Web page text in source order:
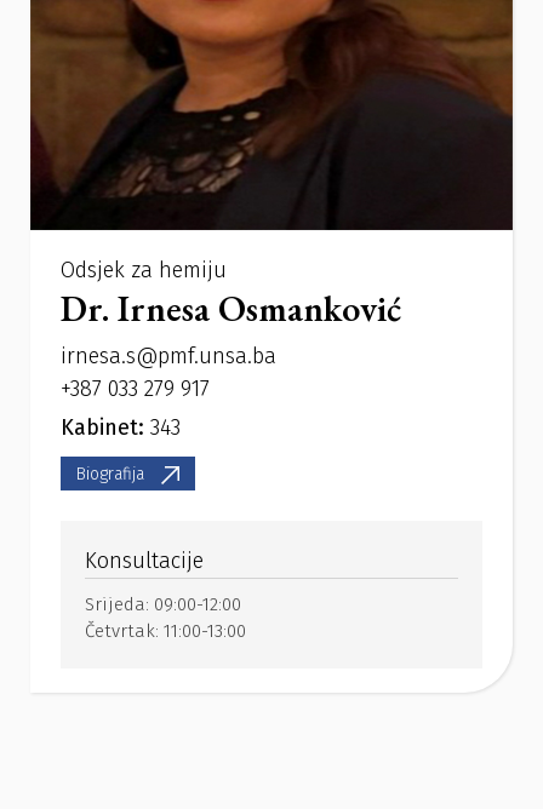
Odsjek za hemiju
Dr. Irnesa Osmanković
irnesa.s@pmf.unsa.ba
+387 033 279 917
Kabinet: 343
Biografija
Konsultacije
Srijeda: 09:00-12:00
Četvrtak: 11:00-13:00